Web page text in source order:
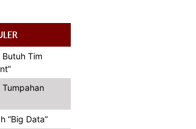
Butuh Tim
Tumpahan
“Big Data”